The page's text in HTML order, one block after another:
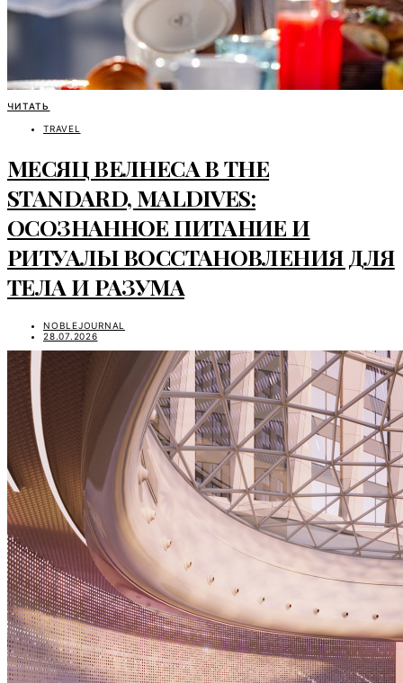
ЧИТАТЬ
TRAVEL
МЕСЯЦ ВЕЛНЕСА В THE
STANDARD, MALDIVES:
ОСОЗНАННОЕ ПИТАНИЕ И
РИТУАЛЫ ВОССТАНОВЛЕНИЯ ДЛЯ
ТЕЛА И РАЗУМА
NOBLEJOURNAL
28.07.2026